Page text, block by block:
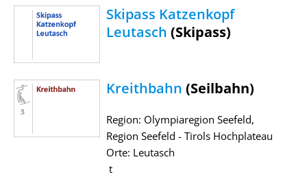
Skipass Katzenkopf
Leutasch (Skipass)
Kreithbahn (Seilbahn)
Region: Olympiaregion Seefeld,
Region Seefeld - Tirols Hochplateau
Orte: Leutasch
t